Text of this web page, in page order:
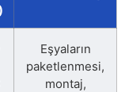
Eşyaların
paketlenmesi,
montaj,